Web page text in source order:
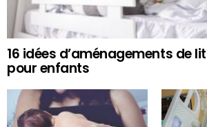
16 idées d’aménagements de
pour enfants